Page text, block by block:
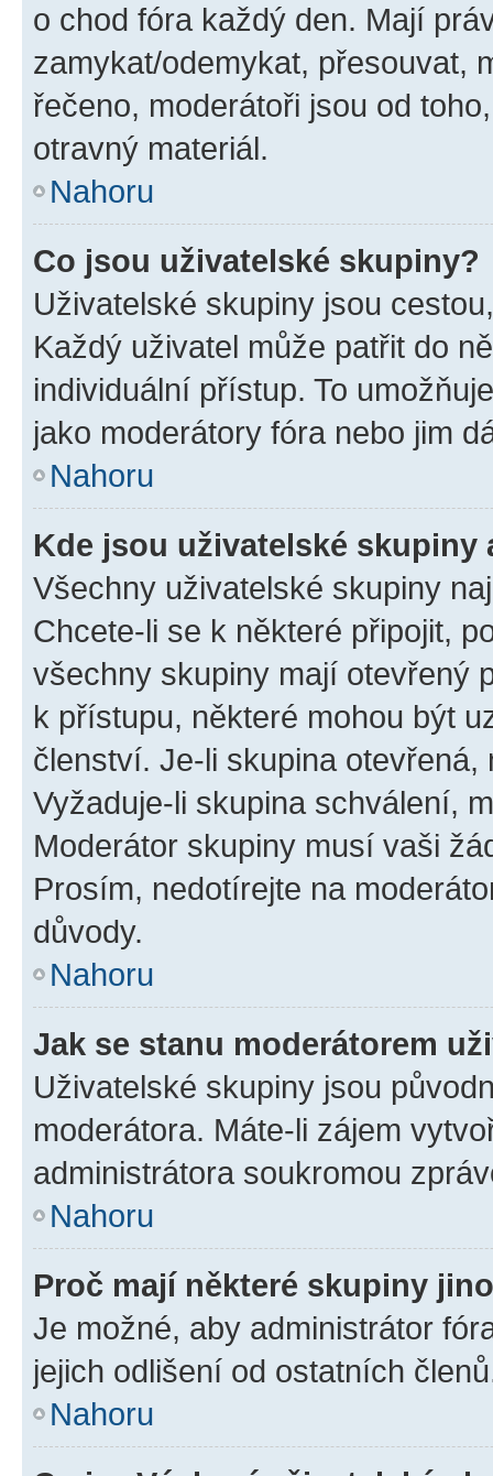
o chod fóra každý den. Mají
zamykat/odemykat, přesouvat,
řečeno, moderátoři jsou od
otravný materiál.
Nahoru
Co jsou uživatelské skupiny?
Uživatelské skupiny jsou
Každý uživatel může patřit do
individuální přístup. To
jako moderátory fóra nebo jim
Nahoru
Kde jsou uživatelské skupiny
Všechny uživatelské skupiny
Chcete-li se k některé připojit,
všechny skupiny mají otevřený
k přístupu, některé mohou být
členství. Je-li skupina
Vyžaduje-li skupina schválení,
Moderátor skupiny musí vaši
Prosím, nedotírejte na
důvody.
Nahoru
Jak se stanu moderátorem
Uživatelské skupiny jsou
moderátora. Máte-li zájem
administrátora soukromou
Nahoru
Proč mají některé skupiny
Je možné, aby administrátor
jejich odlišení od ostatních
Nahoru